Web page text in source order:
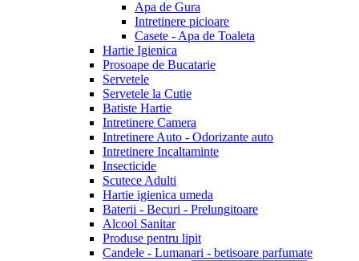
Apa de Gura
Intretinere picioare
Casete - Apa de Toaleta
Hartie Igienica
Prosoape de Bucatarie
Servetele
Servetele la Cutie
Batiste Hartie
Intretinere Camera
Intretinere Auto - Odorizante auto
Intretinere Incaltaminte
Insecticide
Scutece Adulti
Hartie igienica umeda
Baterii - Becuri - Prelungitoare
Alcool Sanitar
Produse pentru lipit
Candele - Lumanari - betisoare parfumate